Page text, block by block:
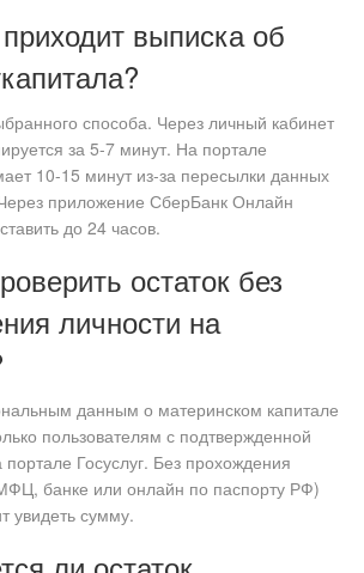
выписка об
способа. Через личный кабинет
за 5-7 минут. На портале
10-15 минут из-за пересылки данных
приложение СберБанк Онлайн
до 24 часов.
остаток без
личности на
данным о материнском капитале
пользователям с подтвержденной
Госуслуг. Без прохождения
банке или онлайн по паспорту РФ)
увидеть сумму.